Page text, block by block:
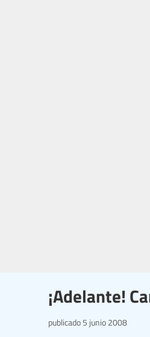
¡Adelante!
publicado 5 junio 2008